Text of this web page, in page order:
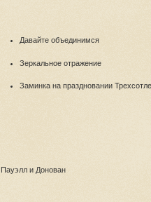
Давайте объединимся
Зеркальное отражение
Заминка на праздновании
Пауэлл и Донован